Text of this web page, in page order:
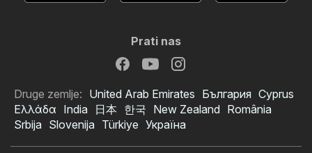
Prati nas
Druge zemlje: United Arab Emirates България Cyprus
Ελλάδα India 日本 한국 New Zealand România
Srbija Slovenija Türkiye Україна